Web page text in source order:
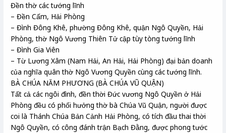
Đền thờ các tướng lĩnh
– Đền Cấm, Hải Phòng
– Đình Đông Khê, phường Đông Khê, quận Ngô Quyền, Hải
Phòng, thờ Ngô Vương Thiên Tử cập tùy tòng tướng lĩnh
– Đình Gia Viên
– Từ Lương Xâm (Nam Hải, An Hải, Hải Phòng) đại bản doanh
của nghĩa quân thờ Ngô Vương Quyền cùng các tướng lĩnh.
BÀ CHÚA NĂM PHƯƠNG (BÀ CHÚA VŨ QUẬN)
Tất cả các ngôi đình, đền thời Đức vương Ngô Quyền ở Hải
Phòng đều có phối hưởng thờ bà Chúa Vũ Quận, người được
coi là Thánh Chúa Bản Cảnh Hải Phòng, có tích đầu thai thời
Ngô Quyền, có công đánh trận Bạch Đằng, được phong tước